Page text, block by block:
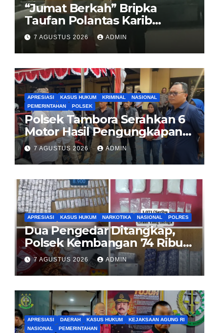
“Jumat Berkah” Bripka
Taufan Polantas Karib
Bagikan Nasi Kotak untuk
Sopir Truk yang Mogok di KM
00 Pondok Aren
7 AGUSTUS 2026 ADMIN
APRESIASI KASUS HUKUM KRIMINAL
NASIONAL
PEMERINTAHAN
POLSEK
Polsek Tambora Serahkan 6
Motor Hasil Pengungkapan
Kasus Curanmor Kepada
Pemilik Yang sah
7 AGUSTUS 2026 ADMIN
APRESIASI KASUS HUKUM NARKOTIKA NASIONAL POLRES
Dua Pengedar Ditangkap,
Polsek Kembangan 74 Ribu
Obat Keras, Sabu Hingga
Puluhan Vape Etomidate
Diamankan
7 AGUSTUS 2026 ADMIN
APRESIASI DAERAH KASUS HUKUM
KEJAKSAAN AGUNG RI
NASIONAL
PEMERINTAHAN